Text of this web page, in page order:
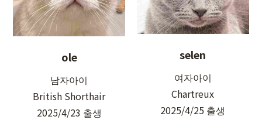
ole
남자아이
British Shorthair
2025/4/23 출생
selen
여자아이
Chartreux
2025/4/25 출생